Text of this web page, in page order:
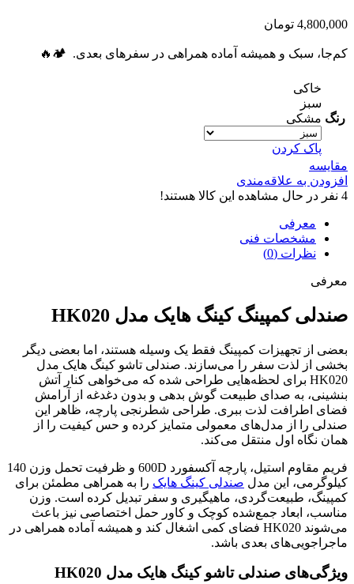
4,800,000 تومان
کم‌جا، سبک و همیشه آماده همراهی در سفرهای بعدی. 🏕️🔥
رنگ
خاکی
سبز
مشکی
پاک کردن
مقایسه
افزودن به علاقه‌مندی
4 نفر در حال مشاهده این کالا هستند!
معرفی
مشخصات فنی
نظرات (0)
معرفی
صندلی کمپینگ کینگ هایک مدل HK020
بعضی از تجهیزات کمپینگ فقط یک وسیله هستند، اما بعضی دیگر
بخشی از لذت سفر را می‌سازند. صندلی تاشو کینگ هایک مدل
HK020 برای لحظه‌هایی طراحی شده که می‌خواهی کنار آتش
بنشینی، به صدای طبیعت گوش بدهی و بدون دغدغه از آرامش
فضای اطرافت لذت ببری. طراحی شطرنجی پارچه، ظاهر این
صندلی را از مدل‌های معمولی متمایز کرده و حس کیفیت را از
همان نگاه اول منتقل می‌کند.
فریم مقاوم استیل، پارچه آکسفورد 600D و ظرفیت تحمل وزن 140
کیلوگرمی، این مدل صندلی کینگ هایک را به همراهی مطمئن برای
کمپینگ، طبیعت‌گردی، ماهیگیری و سفر تبدیل کرده است. وزن
مناسب، ابعاد جمع‌شده کوچک و کاور حمل اختصاصی نیز باعث
می‌شوند HK020 فضای کمی اشغال کند و همیشه آماده همراهی در
ماجراجویی‌های بعدی باشد.
ویژگی‌های صندلی تاشو کینگ هایک مدل HK020